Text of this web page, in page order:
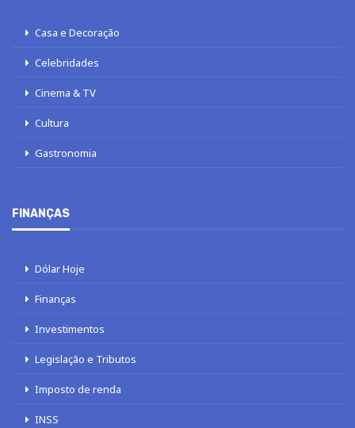
Casa e Decoração
Celebridades
Cinema & TV
Cultura
Gastronomia
FINANÇAS
Dólar Hoje
Finanças
Investimentos
Legislação e Tributos
Imposto de renda
INSS